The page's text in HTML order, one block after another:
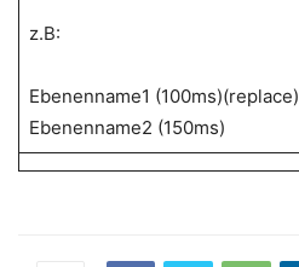
z.B:
Ebenenname1 (100ms)(replace)
Ebenenname2 (150ms)